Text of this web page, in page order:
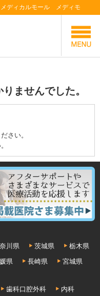
ディカルモール メディモ
ませんでした。
さい。
川県 茨城県
栃木県
県 長崎県
宮城県
歯科口腔外科
内科